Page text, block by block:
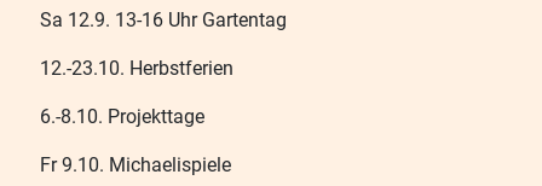
Sa 12.9. 13-16 Uhr Gartentag
12.-23.10. Herbstferien
6.-8.10. Projekttage
Fr 9.10. Michaelispiele